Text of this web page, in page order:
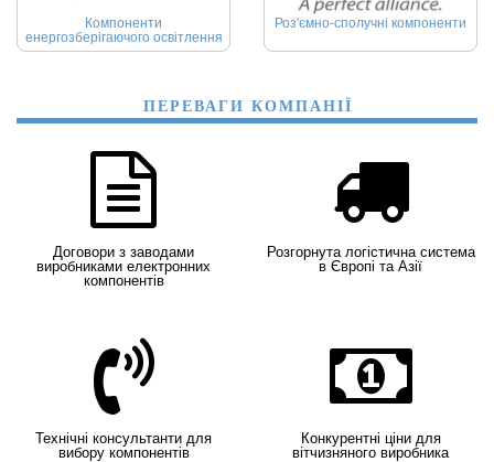
Компоненти
енергозберігаючого освітлення
Роз'ємно-сполучні компоненти
ПЕРЕВАГИ КОМПАНІЇ
Договори з заводами
виробниками електронних
компонентів
Розгорнута логістична система
в Європі та Азії
Технічні консультанти для
вибору компонентів
Конкурентні ціни для
вітчизняного виробника